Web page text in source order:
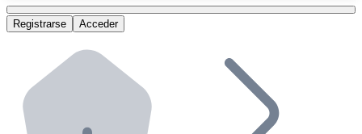
Bitnovo OTC
Bitnovo ATM
Integra un ATM Bitnovo en tu negocio y permite que
Bitnovo API
Registrarse Acceder